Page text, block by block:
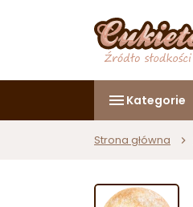
Kategorie
Strona główna